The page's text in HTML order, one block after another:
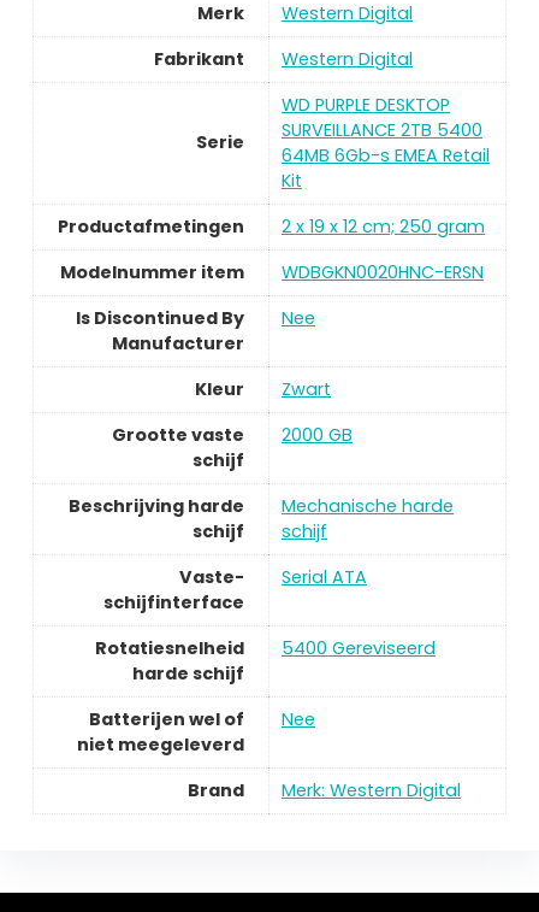
Merk
Western Digital
Fabrikant
Western Digital
Serie
WD PURPLE DESKTOP
SURVEILLANCE 2TB 5400
64MB 6Gb-s EMEA Retail
Kit
Productafmetingen
2 x 19 x 12 cm; 250 gram
Modelnummer item
WDBGKN0020HNC-ERSN
Is Discontinued By
Manufacturer
Nee
Kleur
Zwart
Grootte vaste
schijf
2000 GB
Beschrijving harde
schijf
Mechanische harde
schijf
Vaste-
schijfinterface
Serial ATA
Rotatiesnelheid
harde schijf
5400 Gereviseerd
Batterijen wel of
niet meegeleverd
Nee
Brand Merk: Western Digital